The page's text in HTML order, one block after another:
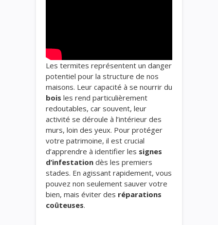
Les termites représentent un danger
potentiel pour la structure de nos
maisons. Leur capacité à se nourrir du
bois les rend particulièrement
redoutables, car souvent, leur
activité se déroule à l’intérieur des
murs, loin des yeux. Pour protéger
votre patrimoine, il est crucial
d’apprendre à identifier les signes
d’infestation dès les premiers
stades. En agissant rapidement, vous
pouvez non seulement sauver votre
bien, mais éviter des réparations
coûteuses.